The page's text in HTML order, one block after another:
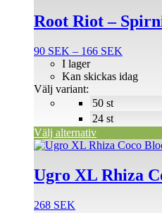
Root Riot –
90 SEK – 166 SEK
till
50 st
24 st
I lager
Kan skickas idag
Välj variant:
Välj alternativ
produkten
har
varianter.
olika
alternativen
på
produktsidan
Ugro XL Rhiza
268 SEK